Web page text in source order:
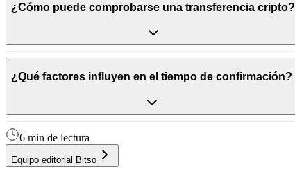
¿Cómo puede comprobarse una transferencia cripto?
¿Qué factores influyen en el tiempo de confirmación?
6 min de lectura
Equipo editorial Bitso